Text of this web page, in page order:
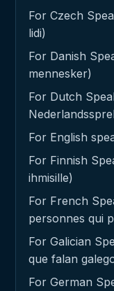
For Czech
lidi)
For Danish
mennesker)
For Dutch
For English
For Finnish
ihmisille)
For French
personnes qui
For Galician
que falan
For German